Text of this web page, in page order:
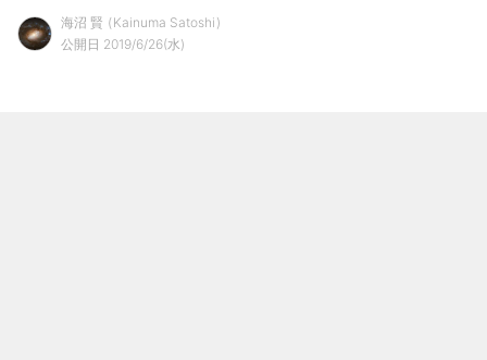
海沼 賢
Kainuma Satoshi
公開日 2019/6/26(水)